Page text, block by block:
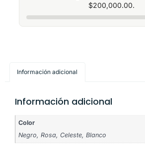
$200,000.00.
Información adicional
Información adicional
Color
Negro, Rosa, Celeste, Blanco